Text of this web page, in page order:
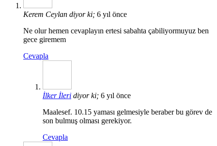
Kerem Ceylan diyor ki; 6 yıl önce
Ne olur hemen cevaplayın ertesi sabahta çabiliyormuyuz ben
gece giremem
Cevapla
İlker İleri diyor ki; 6 yıl önce
Maalesef. 10.15 yaması gelmesiyle beraber bu görev de
son bulmuş olması gerekiyor.
Cevapla